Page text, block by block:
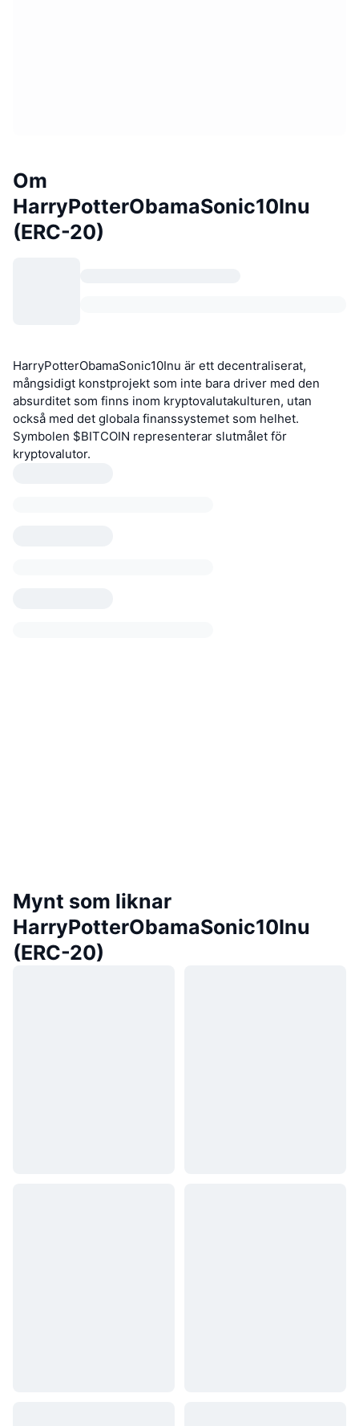
Om
HarryPotterObamaSonic10Inu
(ERC-20)
HarryPotterObamaSonic10Inu är ett decentraliserat,
mångsidigt konstprojekt som inte bara driver med den
absurditet som finns inom kryptovalutakulturen, utan
också med det globala finanssystemet som helhet.
Symbolen $BITCOIN representerar slutmålet för
kryptovalutor.
Mynt som liknar
HarryPotterObamaSonic10Inu
(ERC-20)